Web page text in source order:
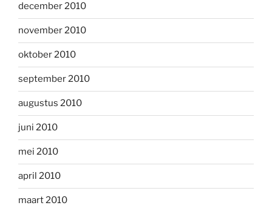
december 2010
november 2010
oktober 2010
september 2010
augustus 2010
juni 2010
mei 2010
april 2010
maart 2010